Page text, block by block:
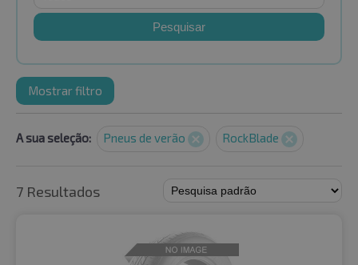
Pesquisar
Mostrar filtro
A sua seleção: Pneus de verão RockBlade
7 Resultados